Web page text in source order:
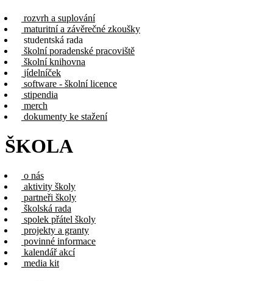
rozvrh a suplování
maturitní a závěrečné zkoušky
studentská rada
školní poradenské pracoviště
školní knihovna
jídelníček
software - školní licence
stipendia
merch
dokumenty ke stažení
ŠKOLA
o nás
aktivity školy
partneři školy
školská rada
spolek přátel školy
projekty a granty
povinné informace
kalendář akcí
media kit